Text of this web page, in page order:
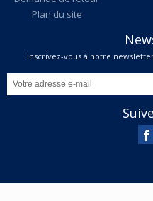
Plan du site
Inscrivez-vous à notre